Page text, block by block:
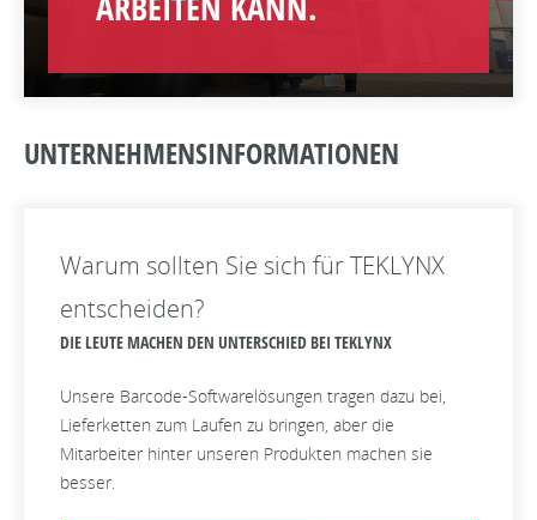
UNTERNEHMENSINFORMATIONEN
Warum sollten Sie sich für TEKLYNX
entscheiden?
DIE LEUTE MACHEN DEN UNTERSCHIED BEI TEKLYNX
Unsere Barcode-Softwarelösungen tragen dazu bei,
Lieferketten zum Laufen zu bringen, aber die
Mitarbeiter hinter unseren Produkten machen sie
besser.